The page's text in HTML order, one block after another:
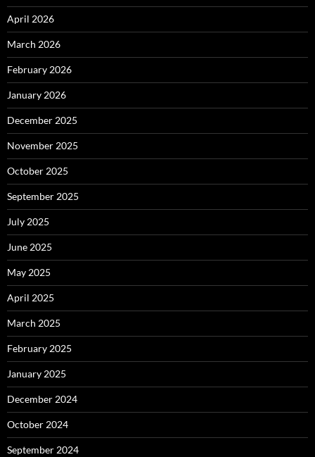
April 2026
March 2026
February 2026
January 2026
December 2025
November 2025
October 2025
September 2025
July 2025
June 2025
May 2025
April 2025
March 2025
February 2025
January 2025
December 2024
October 2024
September 2024